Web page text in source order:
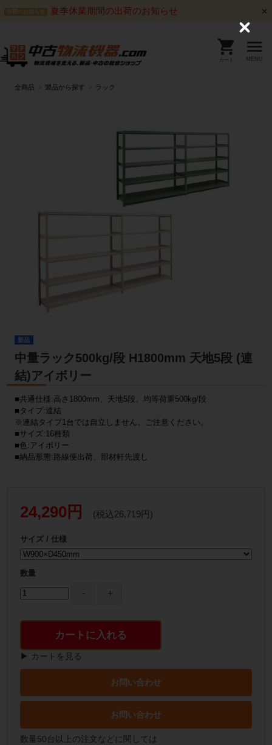
出荷のお知らせ 夏季休業期間の出荷のお知らせ
カート MENU
全商品 製品から探す ラック
新品
中量ラック500kg/段 H1800mm 天地5段 (連
結)アイボリー
■共通仕様:高さ1800mm、天地5段、均等荷重500kg/段
■タイプ:連結
※連結タイプ1台では自立しません。ご注意ください。
■サイズ:16種類
■色:アイボリー
■納品形態:路線便出荷、部材軒先渡し
24,290円 (税込26,719円)
サイズ / 仕様
数量
カートに入れる
▶ カートを見る
お問い合わせ
お問い合わせ
数量50台以上の注文などに関しては
C
o
s